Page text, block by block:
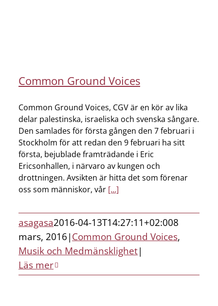
Common Ground Voices
Common Ground Voices, CGV är en kör av lika
delar palestinska, israeliska och svenska sångare.
Den samlades för första gången den 7 februari i
Stockholm för att redan den 9 februari ha sitt
första, bejublade framträdande i Eric
Ericsonhallen, i närvaro av kungen och
drottningen. Avsikten är hitta det som förenar
oss som människor, vår [...]
asagasa2016-04-13T14:27:11+02:008
mars, 2016|Common Ground Voices,
Musik och Medmänsklighet|
Läs mer